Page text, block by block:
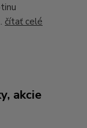
čítať celé
akcie